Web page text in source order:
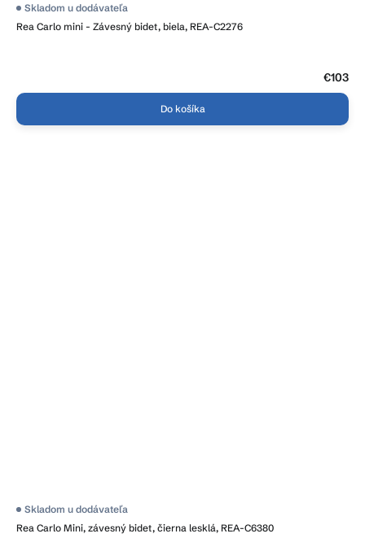
Rea Carlo mini - Závesný bidet, biela, REA-C2276
Skladom u dodávateľa
€103
Do košíka
Rea Carlo Mini, závesný bidet, čierna lesklá, REA-C6380
Skladom u dodávateľa